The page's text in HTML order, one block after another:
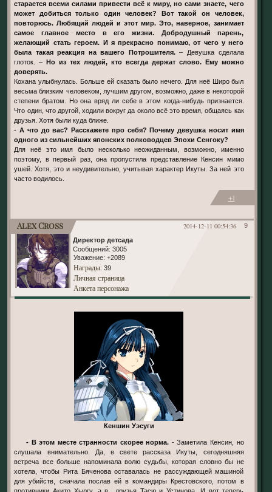
старается всеми силами привести всё к миру, но сами знаете, чего
может добиться только один человек? Вот такой он человек,
повторюсь. Любящий людей и этот мир. Это, наверное, занимает
самое главное место в его жизни. Добродушный парень,
желающий стать героем. И я прекрасно понимаю, от чего у него
была такая реакция на вашего Потрошителя.– Девушка сделала
глоток. –Но из тех людей, кто всегда держат слово. Ему можно
доверять.
Кохана улыбнулась. Больше ей сказать было нечего. Для неё Широ был
весьма близким человеком, лучшим другом, возможно, даже в некоторой
степени братом. Но она вряд ли себе в этом когда-нибудь признается.
Что один, что другой, ходили вокруг да около всё это время, общаясь как
друзья. Хотя были куда ближе.
-А что до вас? Расскажете про себя? Почему девушка носит имя
одного из сильнейших японских полководцев Эпохи Сенгоку?
Для неё это имя было несколько неожиданным, возможно, именно
поэтому, в первый раз, она пропустила представление Кенсин мимо
ушей. Хотя, это и неудивительно, учитывая характер Икуты. За ней это
часто водилось.
+1
9
2014-12-11 00:54:36
Alex Cross
Директор детсада
Сообщений: 3005
Уважение: +2089
Награды: 39
Личная страница
Анкета персонажа
Кеншин Уэсуги
- В этом месте странности скорее норма. - Заметила Кенсин, но
слушала внимательно. Да, в свете рассказа Икуты, сегодняшняя
встреча все больше напоминала волю судьбы, которая словно бы не
хотела, чтобы Рита Бяченова оставалась не рассуждающей машиной
для убийств, сначала послав ей в командиры Крестовского, потом в